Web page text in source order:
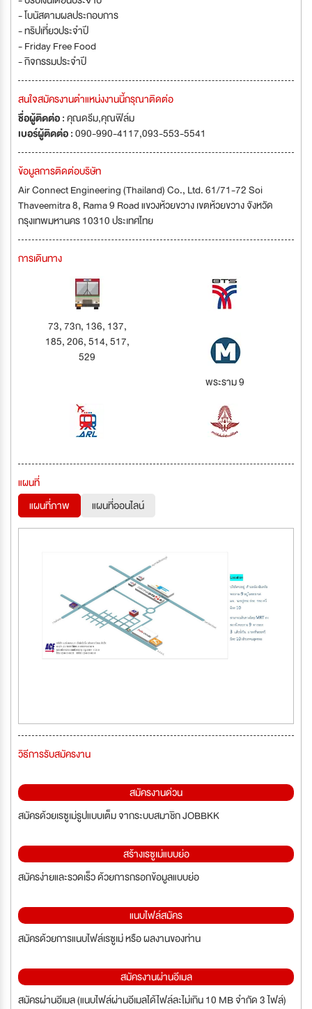
- โบนัสตามผลประกอบการ
- ทริปเที่ยวประจำปี
- Friday Free Food
- กิจกรรมประจำปี
สนใจสมัครงานตำแหน่งงานนี้กรุณาติดต่อ
ชื่อผู้ติดต่อ :คุณดรีม,คุณฟิล์ม
เบอร์ผู้ติดต่อ :090-990-4117,093-553-5541
ข้อมูลการติดต่อบริษัท
Air Connect Engineering (Thailand) Co., Ltd. 61/71-72 Soi
Thaveemitra 8, Rama 9 Road แขวงห้วยขวาง เขตห้วยขวาง จังหวัด
กรุงเทพมหานคร 10310 ประเทศไทย
การเดินทาง
73, 73ก, 136, 137,
185, 206, 514, 517,
529
พระราม 9
แผนที่
แผนที่ภาพ
แผนที่ออนไลน์
วิธีการรับสมัครงาน
สมัครงานด่วน
สมัครด้วยเรซูเม่รูปแบบเต็ม จากระบบสมาชิก JOBBKK
สร้างเรซูเม่แบบย่อ
สมัครง่ายและรวดเร็ว ด้วยการกรอกข้อมูลแบบย่อ
แนบไฟล์สมัคร
สมัครด้วยการแนบไฟล์เรซูเม่ หรือ ผลงานของท่าน
สมัครงานผ่านอีเมล
สมัครผ่านอีเมล (แนบไฟล์ผ่านอีเมลได้ไฟล์ละไม่เกิน 10 MB จำกัด 3 ไฟล์)